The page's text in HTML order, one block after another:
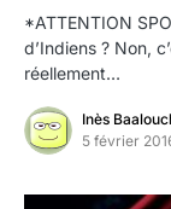
*ATTENTION
d’Indiens ? Non,
réellement…
Inès
5 février